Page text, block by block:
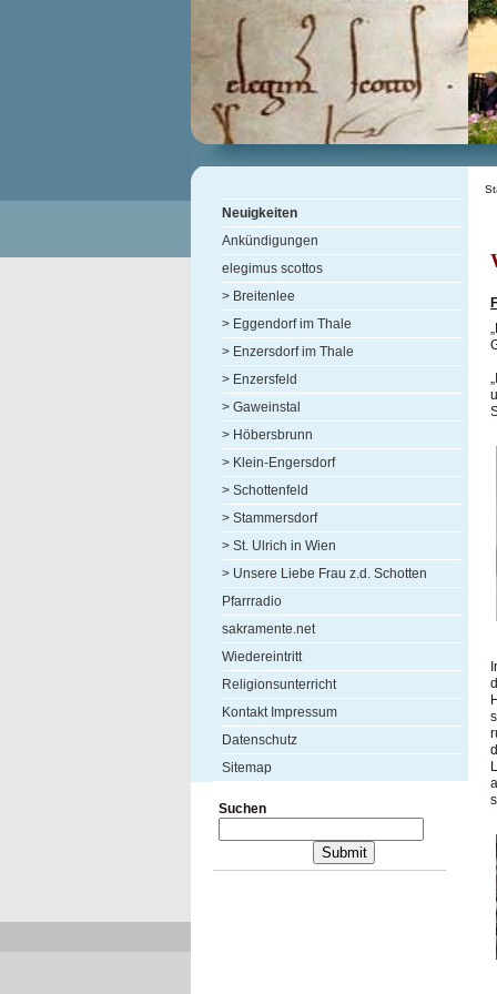
Neuigkeiten
Ankündigungen
elegimus scottos
> Breitenlee
> Eggendorf im Thale
> Enzersdorf im Thale
> Enzersfeld
> Gaweinstal
> Höbersbrunn
> Klein-Engersdorf
> Schottenfeld
> Stammersdorf
> St. Ulrich in Wien
> Unsere Liebe Frau z.d. Schotten
Pfarrradio
sakramente.net
Wiedereintritt
Religionsunterricht
Kontakt Impressum
Datenschutz
Sitemap
Suchen